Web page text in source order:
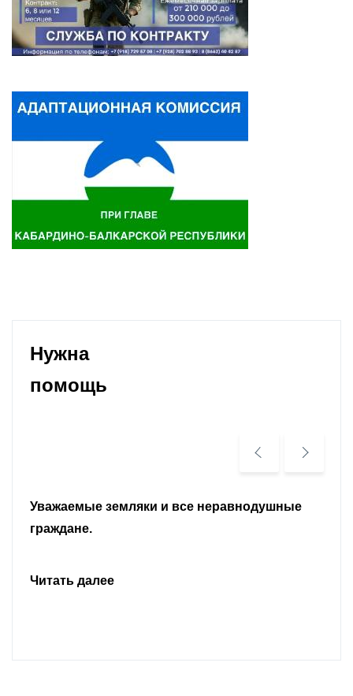
Нужна
помощь
Уважаемые земляки и все неравнодушные
граждане.
Читать далее